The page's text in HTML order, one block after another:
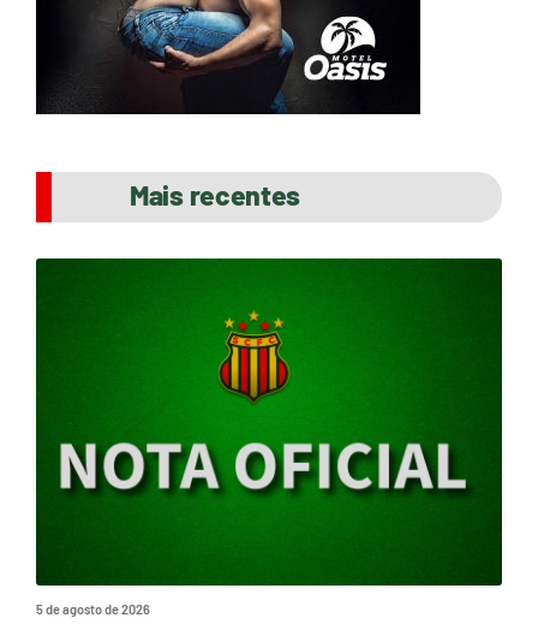
Mais recentes
5 de agosto de 2026